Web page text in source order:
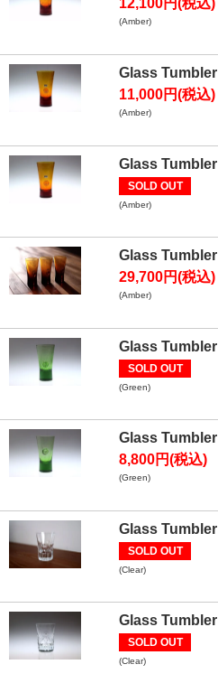
12,100円(税込)
(Amber)
Glass Tumbler
11,000円(税込)
(Amber)
Glass Tumbler
SOLD OUT
(Amber)
Glass Tumbler
29,700円(税込)
(Amber)
Glass Tumbler
SOLD OUT
(Green)
Glass Tumbler
8,800円(税込)
(Green)
Glass Tumbler
SOLD OUT
(Clear)
Glass Tumbler
SOLD OUT
(Clear)